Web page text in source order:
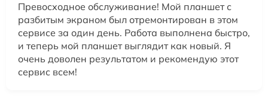
Превосходное обслуживание! Мой планшет с
разбитым экраном был отремонтирован в этом
сервисе за один день. Работа выполнена быстро,
и теперь мой планшет выглядит как новый. Я
очень доволен результатом и рекомендую этот
сервис всем!